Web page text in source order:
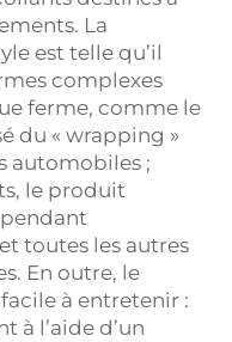
La
est telle qu’il
complexes
ferme, comme le
du « wrapping »
automobiles ;
le produit
toutes les autres
En outre, le
à entretenir :
à l’aide d’un